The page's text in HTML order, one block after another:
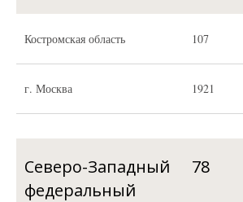
Костромская область 107
г. Москва 1921
Северо-Западный
федеральный
78